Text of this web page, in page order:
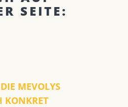
SEITE:
MEVOLYS
KONKRET